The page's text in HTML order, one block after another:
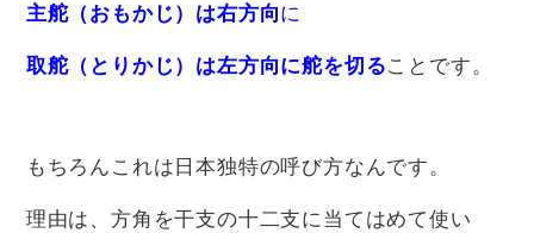
主舵（おもかじ）は右方向に
取舵（とりかじ）は左方向に舵を切ることです。
もちろんこれは日本独特の呼び方なんです。
理由は、方角を干支の十二支に当てはめて使い